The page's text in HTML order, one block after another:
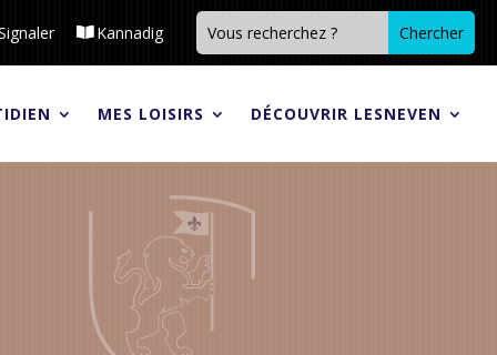
Kannadig
MES LOISIRS DÉCOUVRIR LESNEVEN